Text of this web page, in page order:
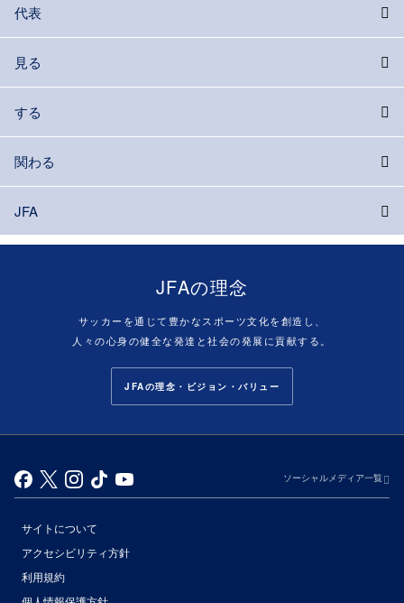
代表
見る
する
関わる
JFA
JFAの理念
サッカーを通じて豊かなスポーツ文化を創造し、
人々の心身の健全な発達と社会の発展に貢献する。
JFAの理念・ビジョン・バリュー
ソーシャルメディア一覧
サイトについて
アクセシビリティ方針
利用規約